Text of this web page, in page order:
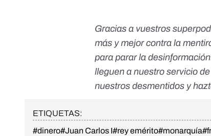
Gracias a vuestros
más y mejor contra la
para parar la
lleguen a nuestro servicio
nuestros desmentidos y
ETIQUETAS:
#dinero#Juan Carlos I#rey emérito#monarquía